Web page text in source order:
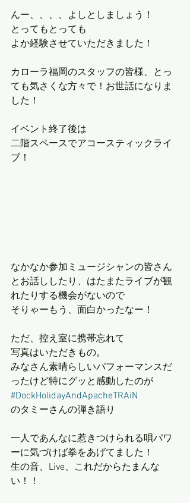
んー、、、、よしとしましょう！
とってもとっても
よか経験させていただきました！
カローラ福岡のスタッフの皆様、とっ
ても気さくな方々で！お世話になりま
した！
イベント終了後は
二階スペースでアコースティックライ
ブ！
なかなか参加ミュージシャンの皆さん
とお話ししたり、はたまたライブが観
れたりする機会がないので
そりゃーもう、面白かったなー！
ただ、控え室に携帯忘れて
写真はいただきもの。
みなさん素晴らしいパフォーマンスだ
ったけど特にグッと感動したのが
#DockHolidayAndApacheTRAiN
のタミーさんの弾き語り
一人であんなに惹きつけられる唄パワ
ーに気づけば拳をあげてました！
生の音、Live、これだからたまんな
い！！